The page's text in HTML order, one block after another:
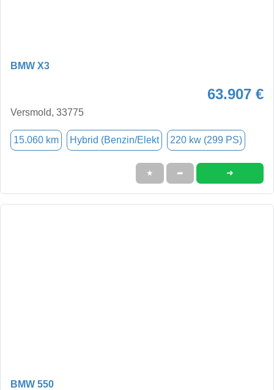
BMW X3
63.907 €
Versmold, 33775
15.060 km Hybrid (Benzin/Elekt 220 kw (299 PS)
★ ➦ ➜
BMW 550